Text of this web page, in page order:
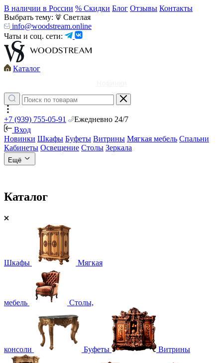
В наличии в России % Скидки Блог Отзывы Контакты
Выбрать тему:
Светлая
info@woodstream.online
Чаты и соц. сети:
Каталог
+7 (939) 755-05-91
Ежедневно 24/7
Вход
Новинки Шкафы Буфеты Витрины Мягкая мебель Спальни
Кабинеты Освещение Столы Зеркала
Ещё
Каталог
Шкафы Мягкая
мебель Столы,
консоли Буфеты Витрины